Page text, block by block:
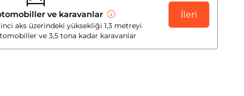
ve karavanlar
aks üzerindeki yüksekliği 1,3 metreyi
ve 3,5 tona kadar karavanlar
İleri